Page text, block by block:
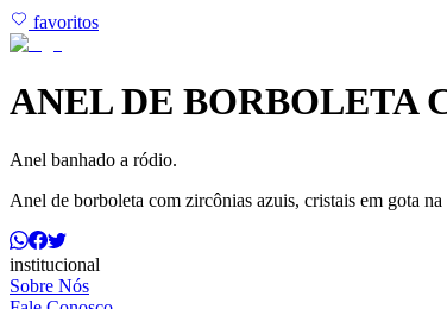
favoritos
ANEL DE BORBOLETA
Anel banhado a ródio.
Anel de borboleta com zircônias azuis, cristais em gota
institucional
Sobre Nós